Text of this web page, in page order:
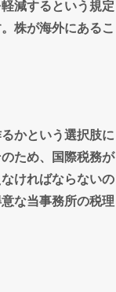
減するという規定
株が海外にあるこ
かという選択肢に
ため、国際税務が
ければならないの
な当事務所の税理